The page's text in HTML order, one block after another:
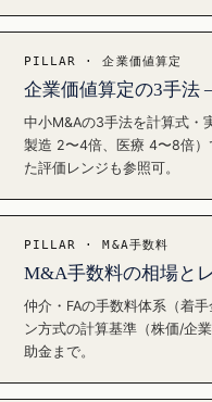
PILLAR · 企業価値算定
企業価値算定の3手法
中小M&Aの3手法を計算式・
製造 2〜4倍、医療 4〜8倍
た評価レンジも参照可。
PILLAR · M&A手数料
M&A手数料の相場と
仲介・FAの手数料体系（着
ン方式の計算基準（株価/企
助金まで。